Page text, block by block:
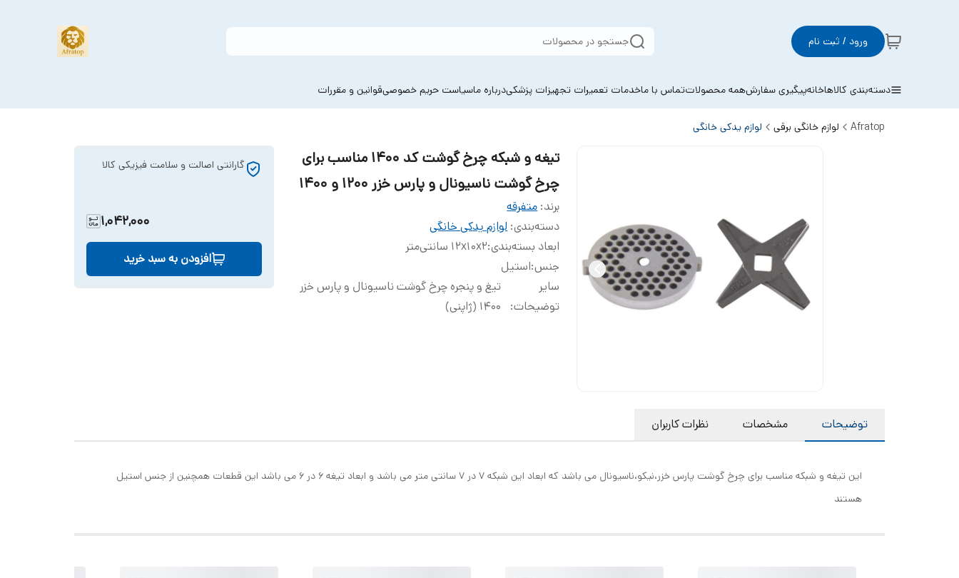
ورود / ثبت نام جستجو در محصولات
دسته‌بندی کالاهاخانهپیگیری سفارشهمه محصولاتتماس با ماخدمات تعمیرات تجهیزات پزشکیدرباره ماسیاست حریم خصوصیقوانین و مقررات
Afratop لوازم خانگی برقی لوازم یدکی خانگی
تیغه و شبکه چرخ گوشت کد 1400 مناسب برای
چرخ گوشت ناسیونال و پارس خزر 1200 و 1400
برند: متفرقه
دسته‌بندی:لوازم یدکی خانگی
ابعاد بسته‌بندی:12x10x2 سانتی‌متر
جنس:استیل
سایر
توضیحات:
تیغ و پنجره چرخ گوشت ناسیونال و پارس خزر
1400 (ژاپنی)
گارانتی اصالت و سلامت فیزیکی کالا
1,042,000
افزودن به سبد خرید
توضیحات مشخصات نظرات کاربران
این تیغه و شبکه مناسب برای چرخ گوشت پارس خزر،نیکو،ناسیونال می باشد که ابعاد این شبکه 7 در 7 سانتی متر می باشد و ابعاد تیغه 6 در 6 می باشد این قطعات همچنین از جنس استیل
هستند